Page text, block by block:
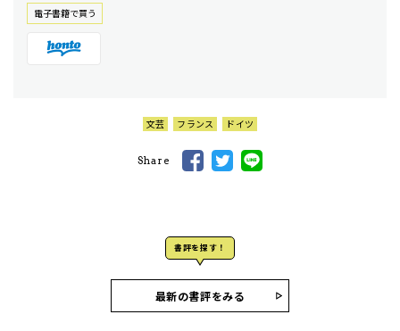
電⼦書籍で買う
文芸 フランス ドイツ
Share
書評を探す！
最新の書評をみる